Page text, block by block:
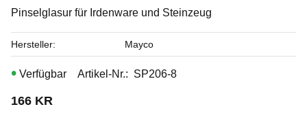
Penselglasyr för stengods
Pinselglasur für Irdenware und Steinzeug
166 KR
Artikel-Nr. SP206-8
Hersteller Mayco